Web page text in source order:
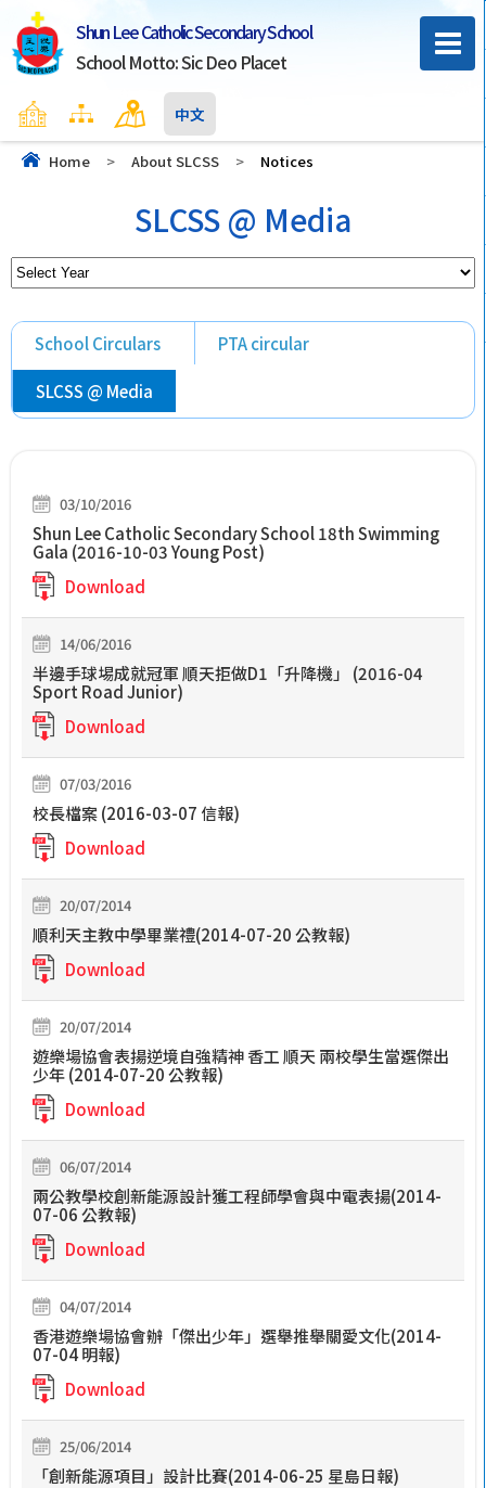
Shun Lee Catholic Secondary School
School Motto: Sic Deo Placet
Home Sitemap Contact Us
中文
Home > About SLCSS > Notices
SLCSS @ Media
School Circulars PTA circular
SLCSS @ Media
03/10/2016
Shun Lee Catholic Secondary School 18th Swimming
Gala (2016-10-03 Young Post)
Download
14/06/2016
半邊手球埸成就冠軍 順天拒做D1「升降機」 (2016-04
Sport Road Junior)
Download
07/03/2016
校長檔案 (2016-03-07 信報)
Download
20/07/2014
順利天主教中學畢業禮(2014-07-20 公教報)
Download
20/07/2014
遊樂場協會表揚逆境自強精神 香工 順天 兩校學生當選傑出
少年 (2014-07-20 公教報)
Download
06/07/2014
兩公教學校創新能源設計獲工程師學會與中電表揚(2014-
07-06 公教報)
Download
04/07/2014
香港遊樂場協會辦「傑出少年」選舉推舉關愛文化(2014-
07-04 明報)
Download
25/06/2014
「創新能源項目」設計比賽(2014-06-25 星島日報)